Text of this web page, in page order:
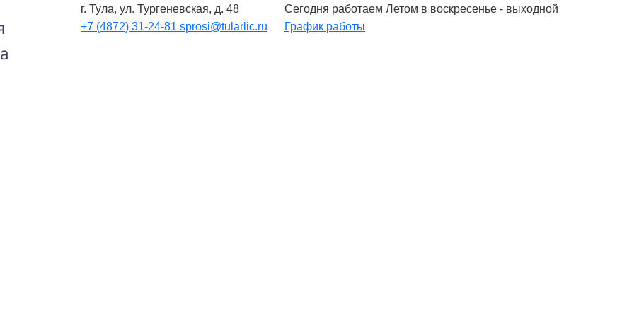
г. Тула, ул. Тургеневская, д. 48
+7 (4872) 31-24-81 sprosi@tularlic.ru
Сегодня работаем Летом в воскресенье - выходной
График работы